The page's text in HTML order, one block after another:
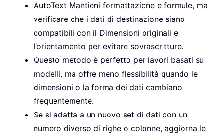
AutoText Mantieni formattazione e formule, ma
verificare che i dati di destinazione siano
compatibili con il Dimensioni originali e
l’orientamento per evitare sovrascritture.
Questo metodo è perfetto per lavori basati su
modelli, ma offre meno flessibilità quando le
dimensioni o la forma dei dati cambiano
frequentemente.
Se si adatta a un nuovo set di dati con un
numero diverso di righe o colonne, aggiorna le